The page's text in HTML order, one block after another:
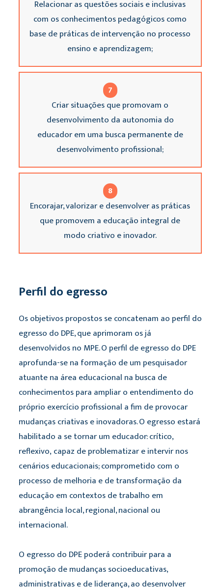
Relacionar as questões sociais e inclusivas
com os conhecimentos pedagógicos como
base de práticas de intervenção no processo
ensino e aprendizagem;
7
Criar situações que promovam o
desenvolvimento da autonomia do
educador em uma busca permanente de
desenvolvimento profissional;
8
Encorajar, valorizar e desenvolver as práticas
que promovem a educação integral de
modo criativo e inovador.
Perfil do egresso
Os objetivos propostos se concatenam ao perfil do
egresso do DPE, que aprimoram os já
desenvolvidos no MPE. O perfil de egresso do DPE
aprofunda-se na formação de um pesquisador
atuante na área educacional na busca de
conhecimentos para ampliar o entendimento do
próprio exercício profissional a fim de provocar
mudanças criativas e inovadoras. O egresso estará
habilitado a se tornar um educador: crítico,
reflexivo, capaz de problematizar e intervir nos
cenários educacionais; comprometido com o
processo de melhoria e de transformação da
educação em contextos de trabalho em
abrangência local, regional, nacional ou
internacional.
O egresso do DPE poderá contribuir para a
promoção de mudanças socioeducativas,
administrativas e de liderança, ao desenvolver